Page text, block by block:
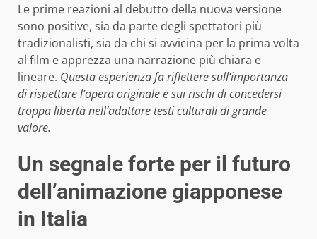
Le prime reazioni al debutto della nuova versione
sono positive, sia da parte degli spettatori più
tradizionalisti, sia da chi si avvicina per la prima volta
al film e apprezza una narrazione più chiara e
lineare. Questa esperienza fa riflettere sull’importanza
di rispettare l’opera originale e sui rischi di concedersi
troppa libertà nell’adattare testi culturali di grande
valore.
Un segnale forte per il futuro
dell’animazione giapponese
in Italia